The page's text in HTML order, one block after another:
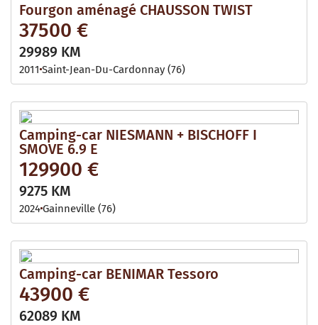
Fourgon aménagé CHAUSSON TWIST
37500 €
29989 KM
2011 Saint-Jean-Du-Cardonnay (76)
Camping-car NIESMANN + BISCHOFF I
SMOVE 6.9 E
129900 €
9275 KM
2024Gainneville (76)
Camping-car BENIMAR Tessoro
43900 €
62089 KM